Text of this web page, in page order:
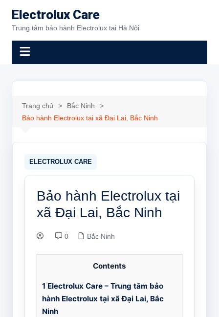
đến
phần
Electrolux Care
Trung tâm bảo hành Electrolux tại Hà Nội
Trang chủ
Bắc Ninh
Bảo hành Electrolux tại xã Đại Lai, Bắc Ninh
Bảo hành Electrolux tại
xã Đại Lai, Bắc Ninh
0 Bắc Ninh
Contents
1 Electrolux Care – Trung tâm bảo
hành Electrolux tại xã Đại Lai, Bắc
Ninh